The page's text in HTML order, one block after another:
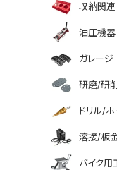
収納関連
油圧機器
ガレージ
研磨/研
ドリル/
溶接/板
バイク